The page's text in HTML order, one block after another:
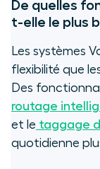
De quelles
t-elle le plus
Les systèmes
flexibilité que
Des
routage
et le taggage
quotidienne